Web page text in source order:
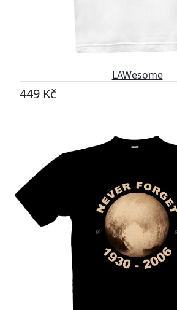
LAWesome
449 Kč